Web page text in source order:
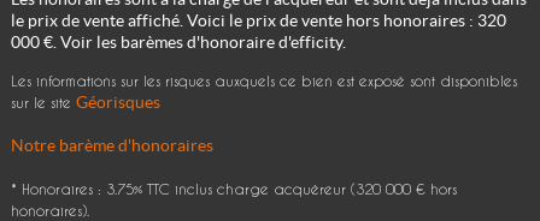
le prix de vente affiché. Voici le prix de vente hors honoraires : 320
000 €. Voir les barèmes d'honoraire d'efficity.
Les informations sur les risques auxquels ce bien est exposé sont disponibles
sur le site Géorisques
Notre barème d'honoraires
* Honoraires : 3.75% TTC inclus charge acquéreur (320 000 € hors
honoraires).